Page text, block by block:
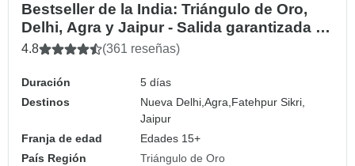
Bestseller de la India: Triángulo de Oro,
Delhi, Agra y Jaipur - Salida garantizada - 5
días
4.8 (361 reseñas)
Duración
5 días
Destinos
Nueva Delhi,Agra,Fatehpur Sikri,
Jaipur
Franja de edad
Edades 15+
País Región
Triángulo de Oro